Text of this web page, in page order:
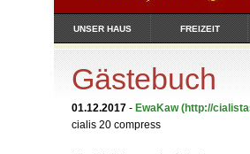
UNSER HAUS FREIZEIT
Gästebuch
01.12.2017 - EwaKaw (http://
cialis 20 compress